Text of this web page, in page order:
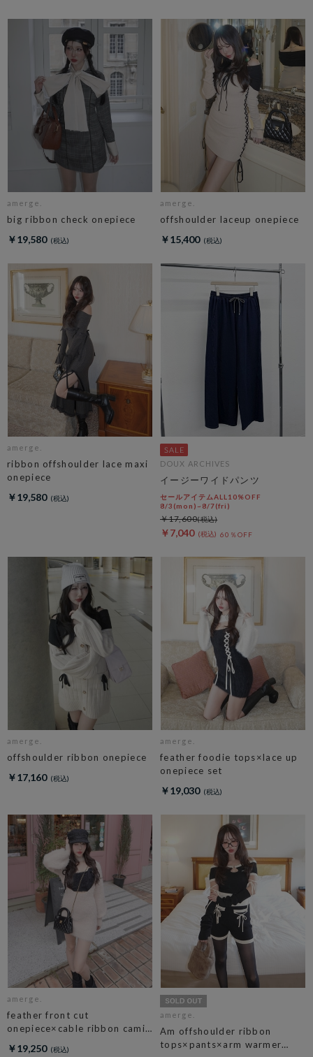
amerge.
big ribbon check onepiece
￥19,580
amerge.
offshoulder laceup onepiece
￥15,400
amerge.
ribbon offshoulder lace maxi
onepiece
￥19,580
DOUX ARCHIVES
イージーワイドパンツ
セールアイテムALL10%OFF
8/3(mon)~8/7(fri)
￥7,040 60％OFF
￥17,600
amerge.
offshoulder ribbon onepiece
￥17,160
amerge.
feather foodie tops×lace up
onepiece set
￥19,030
amerge.
feather front cut
onepiece×cable ribbon cami
￥19,250
amerge.
Am offshoulder ribbon
tops×pants×arm warmer